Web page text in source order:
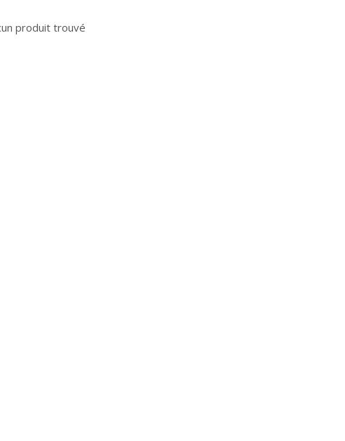
produit trouvé